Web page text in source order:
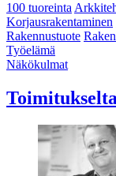
100 tuoreinta
Korjausrakentaminen
Rakennustuote
Työelämä
Näkökulmat